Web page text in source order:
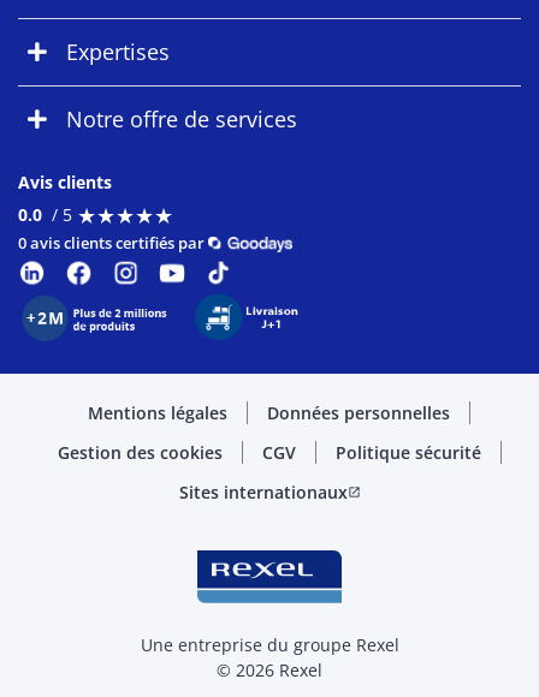
Expertises
Notre offre de services
Avis clients
0.0 / 5 ★★★★★
★★★★★
0 avis clients certifiés par
Mentions légales
Données personnelles
Gestion des cookies
CGV
Politique sécurité
Sites internationauxopen_in_new
Une entreprise du groupe Rexel
© 2026 Rexel